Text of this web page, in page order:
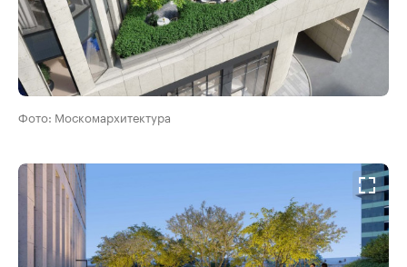
Фото: Москомархитектура